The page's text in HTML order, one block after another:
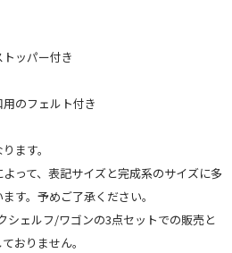
ッパー付き
のフェルト付き
ます。
って、表記サイズと完成系のサイズに多
す。予めご了承ください。
ェルフ/ワゴンの3点セットでの販売と
おりません。